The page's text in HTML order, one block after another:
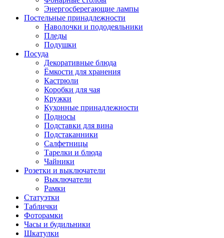
Энергосберегающие лампы
Постельные принадлежности
Наволочки и пододеяльники
Пледы
Подушки
Посуда
Декоративные блюда
Ёмкости для хранения
Кастрюли
Коробки для чая
Кружки
Кухонные принадлежности
Подносы
Подставки для вина
Подстаканники
Салфетницы
Тарелки и блюда
Чайники
Розетки и выключатели
Выключатели
Рамки
Статуэтки
Таблички
Фоторамки
Часы и будильники
Шкатулки